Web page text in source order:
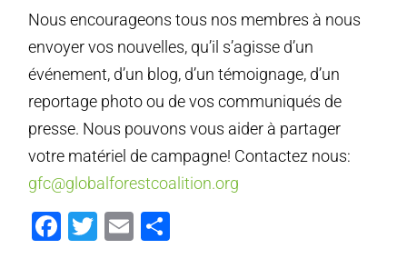
Nous encourageons tous nos membres à nous
envoyer vos nouvelles, qu’il s’agisse d’un
événement, d’un blog, d’un témoignage, d’un
reportage photo ou de vos communiqués de
presse. Nous pouvons vous aider à partager
votre matériel de campagne! Contactez nous:
gfc@globalforestcoalition.org
Facebook
Twitter
Email